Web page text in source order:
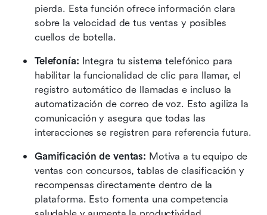
pierda. Esta función ofrece información clara
sobre la velocidad de tus ventas y posibles
cuellos de botella.
Telefonía: Integra tu sistema telefónico para
habilitar la funcionalidad de clic para llamar, el
registro automático de llamadas e incluso la
automatización de correo de voz. Esto agiliza la
comunicación y asegura que todas las
interacciones se registren para referencia futura.
Gamificación de ventas: Motiva a tu equipo de
ventas con concursos, tablas de clasificación y
recompensas directamente dentro de la
plataforma. Esto fomenta una competencia